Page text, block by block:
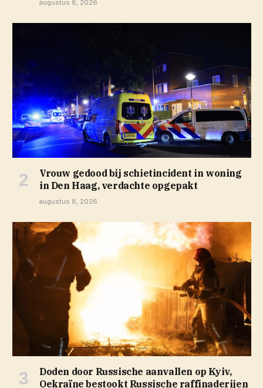
augustus 8, 2026
Vrouw gedood bij schietincident in woning
in Den Haag, verdachte opgepakt
augustus 8, 2026
Doden door Russische aanvallen op Kyiv,
Oekraïne bestookt Russische raffinaderijen